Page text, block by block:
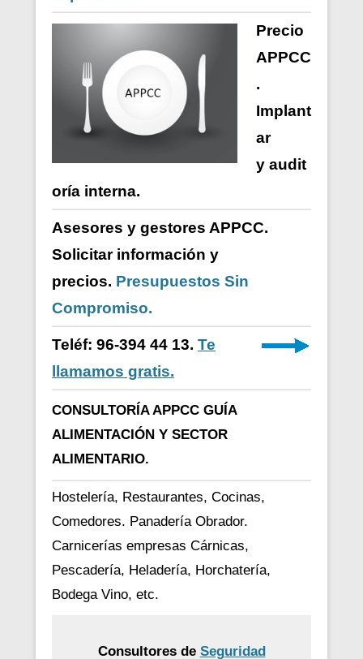
Precio
APPCC
.
Implant
ar
y audit
oría interna.
Asesores y gestores APPCC.
Solicitar información y
precios. Presupuestos Sin
Compromiso.
Teléf: 96-394 44 13. Te
llamamos gratis.
CONSULTORÍA APPCC GUÍA
ALIMENTACIÓN Y SECTOR
ALIMENTARIO.
Hostelería, Restaurantes, Cocinas,
Comedores. Panadería Obrador.
Carnicerías empresas Cárnicas,
Pescadería, Heladería, Horchatería,
Bodega Vino, etc.
Consultores de Seguridad